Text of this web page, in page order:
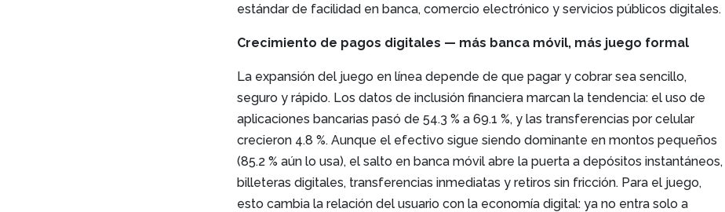
estándar de facilidad en banca, comercio electrónico y servicios públicos digitales.
Crecimiento de pagos digitales — más banca móvil, más juego formal
La expansión del juego en línea depende de que pagar y cobrar sea sencillo,
seguro y rápido. Los datos de inclusión financiera marcan la tendencia: el uso de
aplicaciones bancarias pasó de 54.3 % a 69.1 %, y las transferencias por celular
crecieron 4.8 %. Aunque el efectivo sigue siendo dominante en montos pequeños
(85.2 % aún lo usa), el salto en banca móvil abre la puerta a depósitos instantáneos,
billeteras digitales, transferencias inmediatas y retiros sin fricción. Para el juego,
esto cambia la relación del usuario con la economía digital: ya no entra solo a